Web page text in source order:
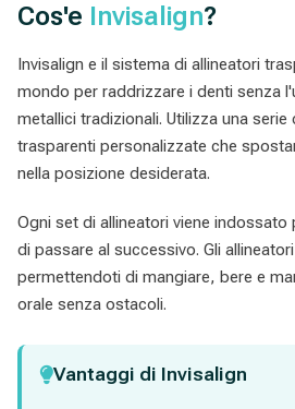
Cos'e Invisalign?
Invisalign e il sistema di allineatori
mondo per raddrizzare i denti senza
metallici tradizionali. Utilizza una serie
trasparenti personalizzate che
nella posizione desiderata.
Ogni set di allineatori viene
di passare al successivo. Gli
permettendoti di mangiare, bere e
orale senza ostacoli.
Vantaggi di Invisalign